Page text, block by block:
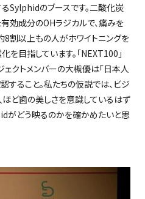
Sylphidのブースです。二酸化炭
効成分のOHラジカルで、痛みを
8割以上もの人がホワイトニングを
を目指しています。「NEXT100 」
クトメンバーの大槻優は「日本人
ること。私たちの仮説では、ビジ
ど歯の美しさを意識しているはず
がどう映るのかを確かめたいと思